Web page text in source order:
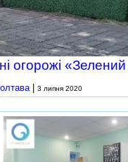
огорожі
3 липня 2020